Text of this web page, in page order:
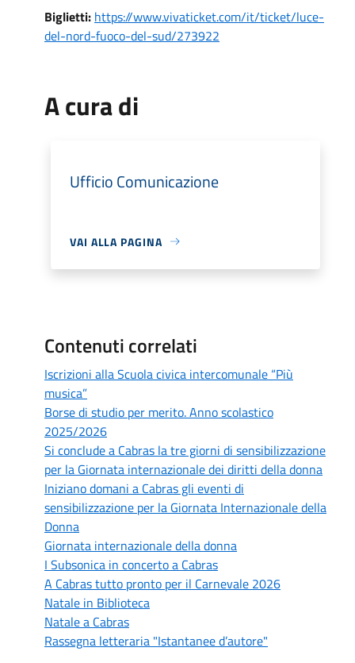
Biglietti: https://www.vivaticket.com/it/ticket/luce-
del-nord-fuoco-del-sud/273922
A cura di
Ufficio Comunicazione
VAI ALLA PAGINA
Contenuti correlati
Iscrizioni alla Scuola civica intercomunale “Più
musica”
Borse di studio per merito. Anno scolastico
2025/2026
Si conclude a Cabras la tre giorni di sensibilizzazione
per la Giornata internazionale dei diritti della donna
Iniziano domani a Cabras gli eventi di
sensibilizzazione per la Giornata Internazionale della
Donna
Giornata internazionale della donna
I Subsonica in concerto a Cabras
A Cabras tutto pronto per il Carnevale 2026
Natale in Biblioteca
Natale a Cabras
Rassegna letteraria "Istantanee d’autore"